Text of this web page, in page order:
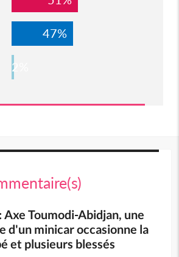
47%
2%
Toumodi-Abidjan, une
d'un minicar occasionne la
et plusieurs blessés